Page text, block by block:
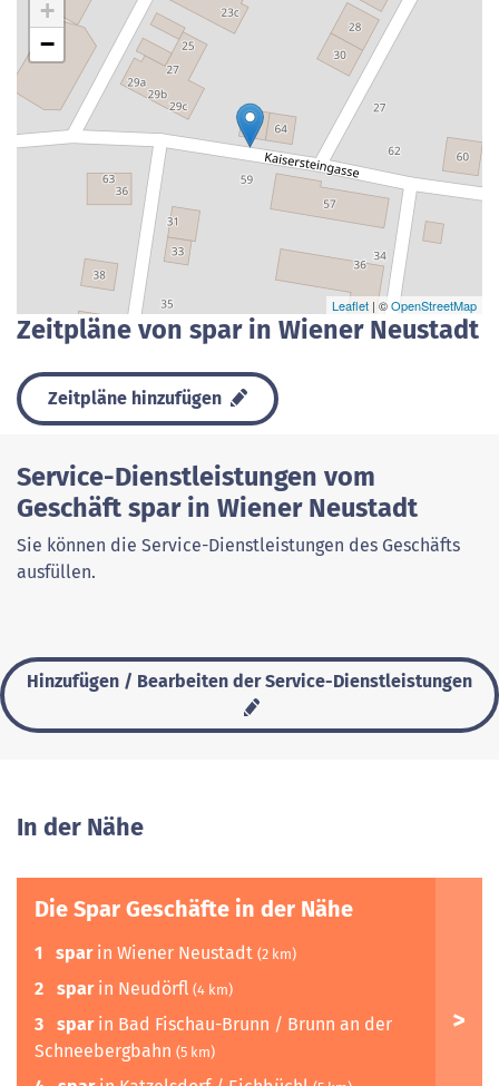
+
−
Leaflet | ©OpenStreetMap
Zeitpläne von spar in Wiener Neustadt
Zeitpläne hinzufügen
Service-Dienstleistungen vom
Geschäft spar in Wiener Neustadt
Sie können die Service-Dienstleistungen des Geschäfts
ausfüllen.
Hinzufügen / Bearbeiten der Service-Dienstleistungen
In der Nähe
Die Spar Geschäfte in der Nähe
1 sparin Wiener Neustadt (2 km)
2 sparin Neudörfl (4 km)
3 sparin Bad Fischau-Brunn / Brunn an der
Schneebergbahn (5 km)